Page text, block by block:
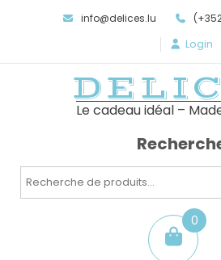
info@delices.lu
Login
Le cadeau idéal –
Recherche
0
item